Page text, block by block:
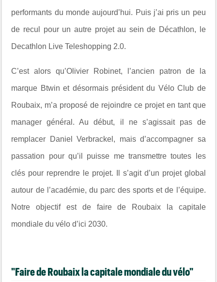
performants du monde aujourd’hui. Puis j’ai pris un peu
de recul pour un autre projet au sein de Décathlon, le
Decathlon Live Teleshopping 2.0.
C’est alors qu’Olivier Robinet, l’ancien patron de la
marque Btwin et désormais président du Vélo Club de
Roubaix, m’a proposé de rejoindre ce projet en tant que
manager général. Au début, il ne s’agissait pas de
remplacer Daniel Verbrackel, mais d’accompagner sa
passation pour qu’il puisse me transmettre toutes les
clés pour reprendre le projet. Il s’agit d’un projet global
autour de l’académie, du parc des sports et de l’équipe.
Notre objectif est de faire de Roubaix la capitale
mondiale du vélo d’ici 2030.
"Faire de Roubaix la capitale mondiale du vélo"